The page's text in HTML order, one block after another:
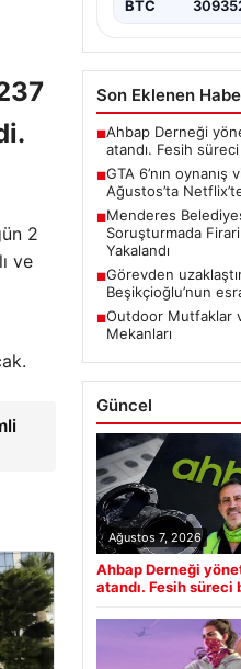
2
ve
BTC
Son Eklenen
■Ahbap Derneği
atandı. Fesih süreci
■GTA 6’nın oynanış
Ağustos’ta
■Menderes
Soruşturmada Firari
Yakalandı
■Görevden
Beşikçioğlu’nun
■Outdoor Mutfaklar
Mekanları
Güncel
Ağustos 7, 2026
Ahbap Derneği
atandı. Fesih süreci